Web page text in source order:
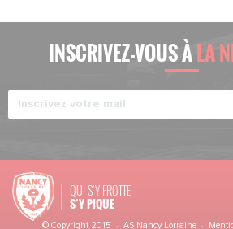
INSCRIVEZ-VOUS ÀLA
QUI S'Y FROTTE
S’Y PIQUE
© Copyright 2015 · AS Nancy Lorraine ·